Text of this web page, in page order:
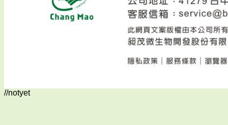
//notyet